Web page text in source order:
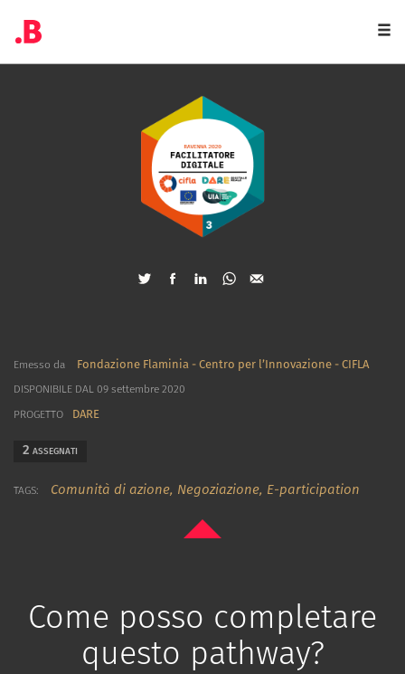
Emesso da Fondazione Flaminia - Centro per l’Innovazione - CIFLA
DISPONIBILE DAL 09 settembre 2020
PROGETTO
DARE
2 ASSEGNATI
TAGS: Comunità di azione, Negoziazione, E-participation
Come posso completare
questo pathway?